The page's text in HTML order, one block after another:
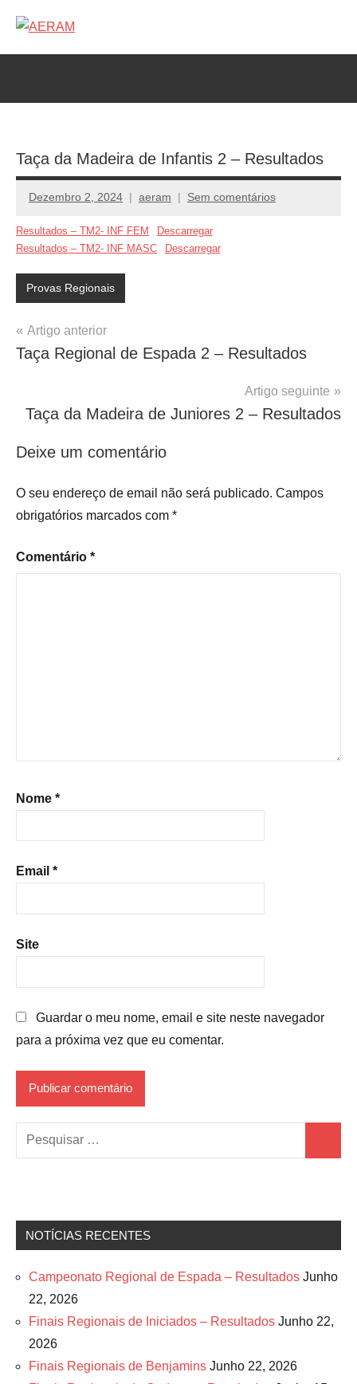
para
o
AERAM
da
Taça da Madeira de Infantis 2 – Resultados
Dezembro 2, 2024 aeram Sem comentários
Resultados – TM2- INF FEM
Descarregar
Resultados – TM2- INF MASC
Descarregar
Provas Regionais
Navegação
de
Artigo anterior
Taça Regional de Espada 2 – Resultados
Artigo seguinte
Taça da Madeira de Juniores 2 – Resultados
Deixe um comentário
O seu endereço de email não será publicado. Campos
obrigatórios marcados com *
Comentário *
Nome *
Email *
Site
Guardar o meu nome, email e site neste navegador
para a próxima vez que eu comentar.
Pesquisar
por:
NOTÍCIAS RECENTES
Campeonato Regional de Espada – Resultados Junho
22, 2026
Finais Regionais de Iniciados – Resultados Junho 22,
2026
Finais Regionais de Benjamins Junho 22, 2026